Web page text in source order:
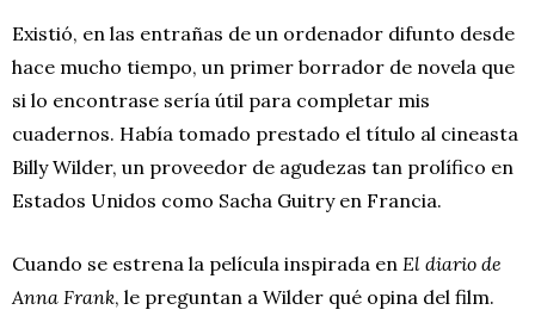
Existió, en las entrañas de un ordenador difunto desde
hace mucho tiempo, un primer borrador de novela que
si lo encontrase sería útil para completar mis
cuadernos. Había tomado prestado el título al cineasta
Billy Wilder, un proveedor de agudezas tan prolífico en
Estados Unidos como Sacha Guitry en Francia.
Cuando se estrena la película inspirada en El diario de
Anna Frank, le preguntan a Wilder qué opina del film.